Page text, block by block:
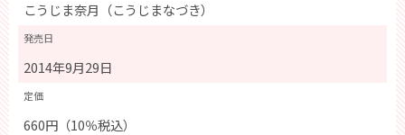
こうじま奈月（こうじまなづき）
発売日
2014年9月29日
定価
660円（10％税込）